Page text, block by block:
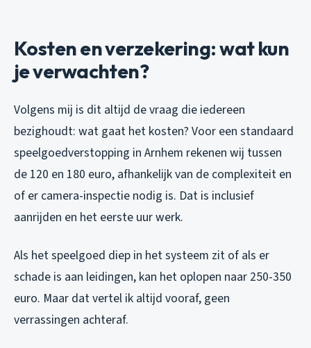
Kosten en verzekering: wat kun
je verwachten?
Volgens mij is dit altijd de vraag die iedereen
bezighoudt: wat gaat het kosten? Voor een standaard
speelgoedverstopping in Arnhem rekenen wij tussen
de 120 en 180 euro, afhankelijk van de complexiteit en
of er camera-inspectie nodig is. Dat is inclusief
aanrijden en het eerste uur werk.
Als het speelgoed diep in het systeem zit of als er
schade is aan leidingen, kan het oplopen naar 250-350
euro. Maar dat vertel ik altijd vooraf, geen
verrassingen achteraf.